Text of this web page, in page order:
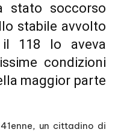
stato soccorso
stabile avvolto
il 118 lo aveva
condizioni
maggior parte
un cittadino di